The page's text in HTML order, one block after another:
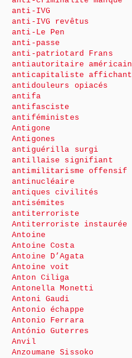
anti-IVG
anti-IVG revêtus
anti-Le Pen
anti-passe
anti-patriotard Frans
antiautoritaire américain
anticapitaliste affichant
antidouleurs opiacés
antifa
antifasciste
antiféministes
Antigone
Antigones
antiguérilla surgi
antillaise signifiant
antimilitarisme offensif
antinucléaire
antiques civilités
antisémites
antiterroriste
Antiterroriste instaurée
Antoine
Antoine Costa
Antoine D’Agata
Antoine voit
Anton Ciliga
Antonella Monetti
Antoni Gaudi
Antonio échappe
Antonio Ferrara
António Guterres
Anvil
Anzoumane Sissoko